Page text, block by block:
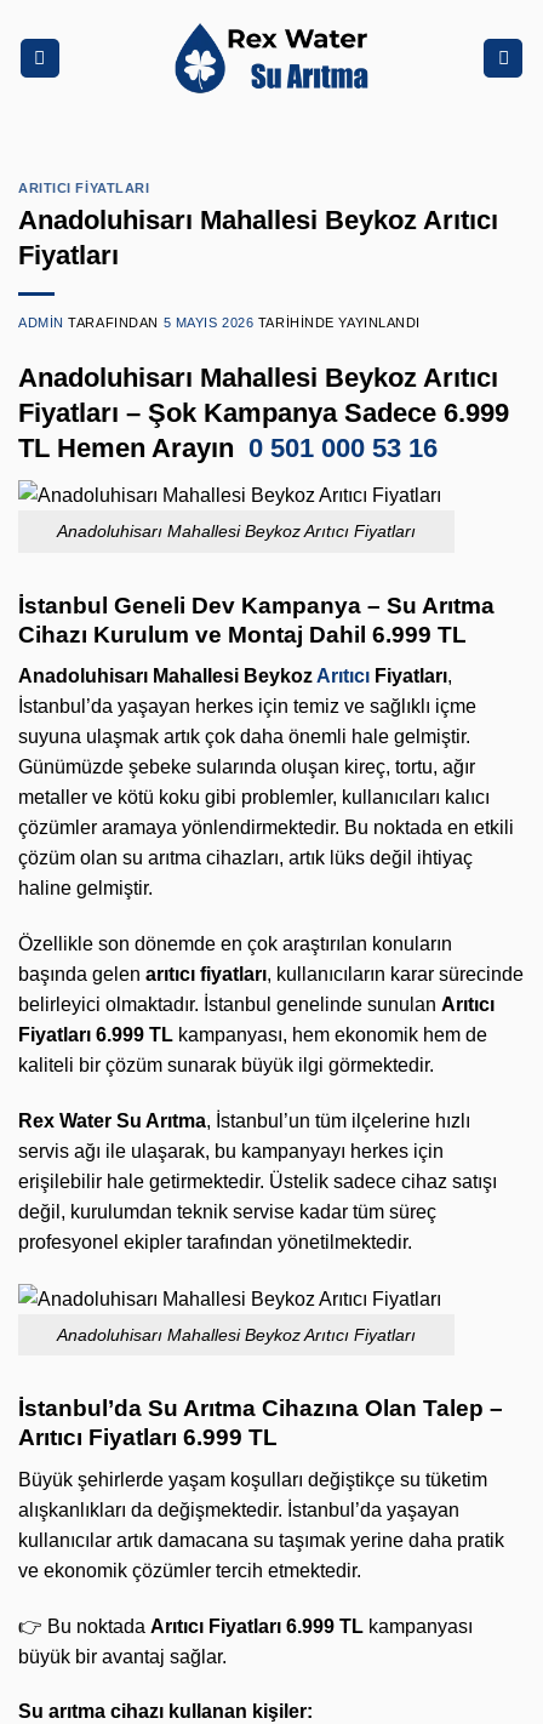
atla
ARITICI FIYATLARI
Anadoluhisarı Mahallesi Beykoz Arıtıcı
Fiyatları
ADMIN TARAFINDAN 5 MAYIS 2026 TARIHINDE YAYINLANDI
Anadoluhisarı Mahallesi Beykoz Arıtıcı
Fiyatları – Şok Kampanya Sadece 6.999
TL Hemen Arayın 0 501 000 53 16
Anadoluhisarı Mahallesi Beykoz Arıtıcı Fiyatları
İstanbul Geneli Dev Kampanya – Su Arıtma
Cihazı Kurulum ve Montaj Dahil 6.999 TL
Anadoluhisarı Mahallesi BeykozArıtıcı Fiyatları,
İstanbul’da yaşayan herkes için temiz ve sağlıklı içme
suyuna ulaşmak artık çok daha önemli hale gelmiştir.
Günümüzde şebeke sularında oluşan kireç, tortu, ağır
metaller ve kötü koku gibi problemler, kullanıcıları kalıcı
çözümler aramaya yönlendirmektedir. Bu noktada en etkili
çözüm olan su arıtma cihazları, artık lüks değil ihtiyaç
haline gelmiştir.
Özellikle son dönemde en çok araştırılan konuların
başında gelen arıtıcı fiyatları, kullanıcıların karar sürecinde
belirleyici olmaktadır. İstanbul genelinde sunulan Arıtıcı
Fiyatları 6.999 TL kampanyası, hem ekonomik hem de
kaliteli bir çözüm sunarak büyük ilgi görmektedir.
Rex Water Su Arıtma, İstanbul’un tüm ilçelerine hızlı
servis ağı ile ulaşarak, bu kampanyayı herkes için
erişilebilir hale getirmektedir. Üstelik sadece cihaz satışı
değil, kurulumdan teknik servise kadar tüm süreç
profesyonel ekipler tarafından yönetilmektedir.
Anadoluhisarı Mahallesi Beykoz Arıtıcı Fiyatları
İstanbul’da Su Arıtma Cihazına Olan Talep –
Arıtıcı Fiyatları 6.999 TL
Büyük şehirlerde yaşam koşulları değiştikçe su tüketim
alışkanlıkları da değişmektedir. İstanbul’da yaşayan
kullanıcılar artık damacana su taşımak yerine daha pratik
ve ekonomik çözümler tercih etmektedir.
👉 Bu noktada Arıtıcı Fiyatları 6.999 TL kampanyası
büyük bir avantaj sağlar.
Su arıtma cihazı kullanan kişiler: